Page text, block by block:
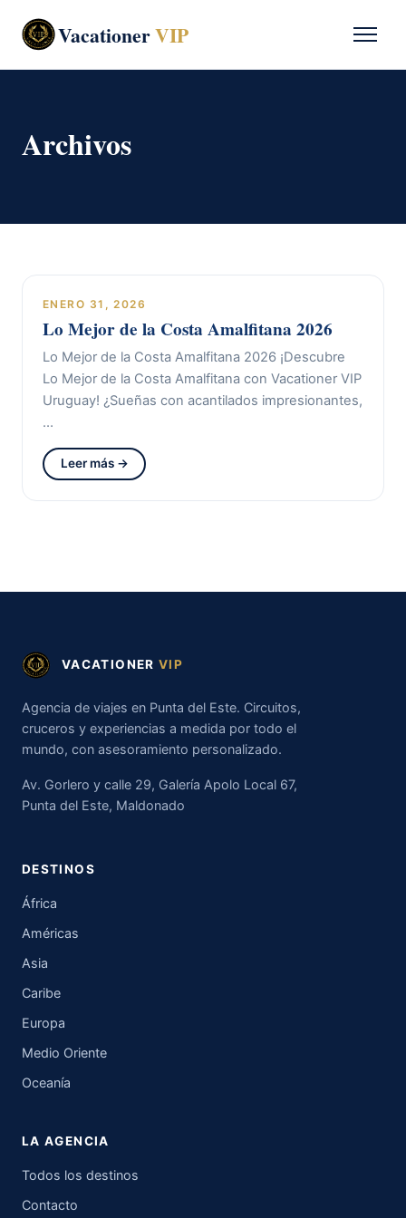
VacationerVIP
Archivos
ENERO 31, 2026
Lo Mejor de la Costa Amalfitana 2026
Lo Mejor de la Costa Amalfitana 2026 ¡Descubre
Lo Mejor de la Costa Amalfitana con Vacationer VIP
Uruguay! ¿Sueñas con acantilados impresionantes,
…
Leer más →
VACATIONER VIP
Agencia de viajes en Punta del Este. Circuitos,
cruceros y experiencias a medida por todo el
mundo, con asesoramiento personalizado.
Av. Gorlero y calle 29, Galería Apolo Local 67,
Punta del Este, Maldonado
DESTINOS
África
Américas
Asia
Caribe
Europa
Medio Oriente
Oceanía
LA AGENCIA
Todos los destinos
Contacto